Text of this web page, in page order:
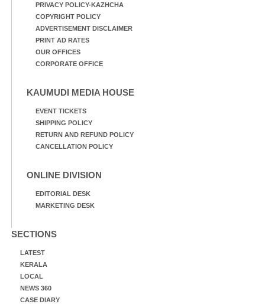
PRIVACY POLICY-KAZHCHA
COPYRIGHT POLICY
ADVERTISEMENT DISCLAIMER
PRINT AD RATES
OUR OFFICES
CORPORATE OFFICE
KAUMUDI MEDIA HOUSE
EVENT TICKETS
SHIPPING POLICY
RETURN AND REFUND POLICY
CANCELLATION POLICY
ONLINE DIVISION
EDITORIAL DESK
MARKETING DESK
SECTIONS
LATEST
KERALA
LOCAL
NEWS 360
CASE DIARY